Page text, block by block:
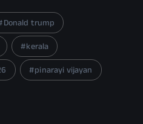
Donald trump
kerala
pinarayi vijayan